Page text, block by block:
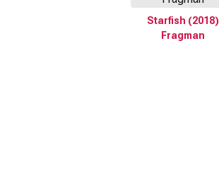
Starfish (2018)
Fragman